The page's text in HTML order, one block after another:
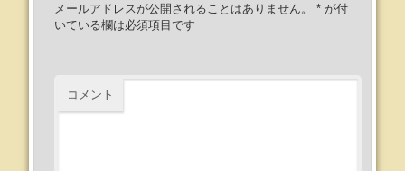
メールアドレスが公開されることはありません。 *が付
いている欄は必須項目です
コメント